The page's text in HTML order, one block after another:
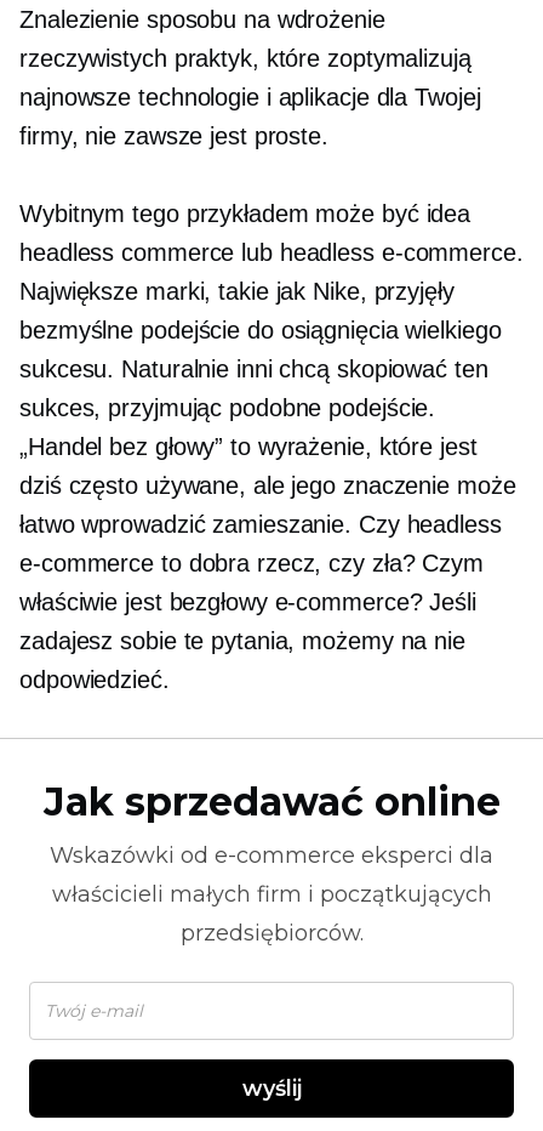
Znalezienie sposobu na wdrożenie
rzeczywistych praktyk, które zoptymalizują
najnowsze technologie i aplikacje dla Twojej
firmy, nie zawsze jest proste.
Wybitnym tego przykładem może być idea
headless commerce lub headless e-commerce.
Największe marki, takie jak Nike, przyjęły
bezmyślne podejście do osiągnięcia wielkiego
sukcesu. Naturalnie inni chcą skopiować ten
sukces, przyjmując podobne podejście.
„Handel bez głowy” to wyrażenie, które jest
dziś często używane, ale jego znaczenie może
łatwo wprowadzić zamieszanie. Czy headless
e-commerce to dobra rzecz, czy zła? Czym
właściwie jest bezgłowy e-commerce? Jeśli
zadajesz sobie te pytania, możemy na nie
odpowiedzieć.
Jak sprzedawać online
Wskazówki od e-commerce eksperci dla
właścicieli małych firm i początkujących
przedsiębiorców.
wyślij